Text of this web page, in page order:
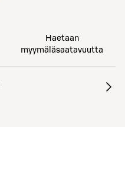
Haetaan
myymäläsaatavuutta